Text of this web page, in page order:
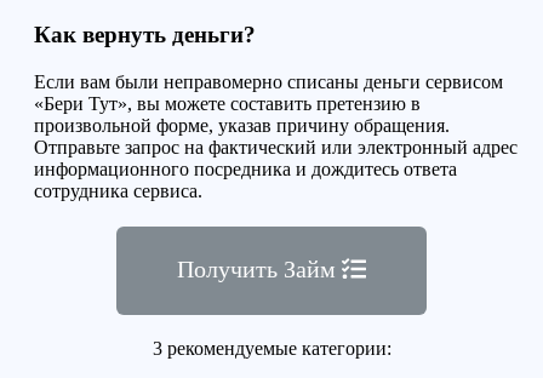
Как вернуть деньги?
Если вам были неправомерно списаны деньги сервисом
«Бери Тут», вы можете составить претензию в
произвольной форме, указав причину обращения.
Отправьте запрос на фактический или электронный адрес
информационного посредника и дождитесь ответа
сотрудника сервиса.
Получить Займ
3 рекомендуемые категории: